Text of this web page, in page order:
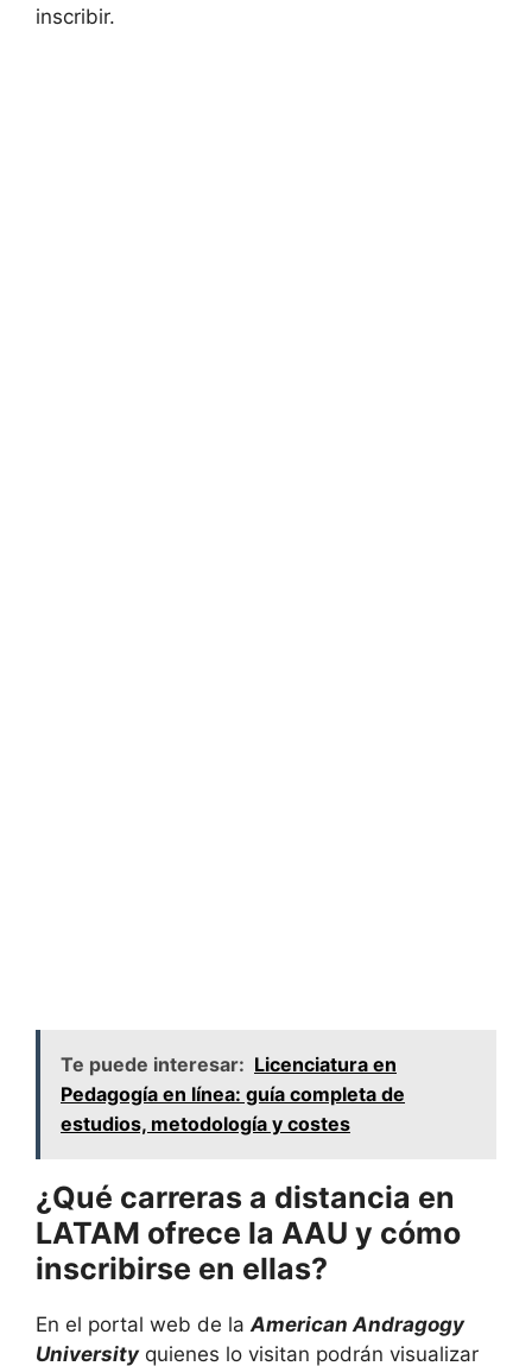
inscribir.
Te puede interesar: Licenciatura en
Pedagogía en línea: guía completa de
estudios, metodología y costes
¿Qué carreras a distancia en
LATAM ofrece la AAU y cómo
inscribirse en ellas?
En el portal web de laAmerican Andragogy
Universityquienes lo visitan podrán visualizar